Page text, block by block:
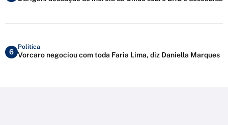
6
Política
Vorcaro negociou com toda Faria Lima, diz Daniella Marques